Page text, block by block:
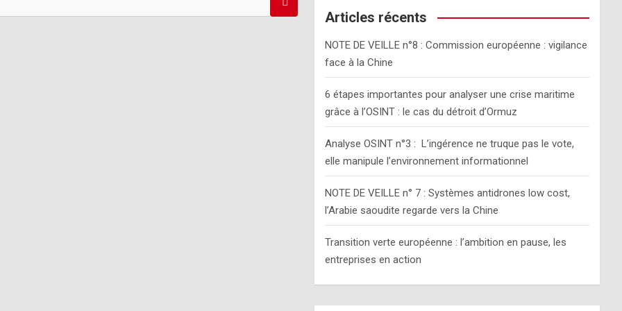
c
Articles récents
NOTE DE VEILLE n°8 : Commission européenne : vigilance
face à la Chine
6 étapes importantes pour analyser une crise maritime
grâce à l’OSINT : le cas du détroit d’Ormuz
Analyse OSINT n°3 : L’ingérence ne truque pas le vote,
elle manipule l’environnement informationnel
NOTE DE VEILLE n° 7 : Systèmes antidrones low cost,
l’Arabie saoudite regarde vers la Chine
Transition verte européenne : l’ambition en pause, les
entreprises en action